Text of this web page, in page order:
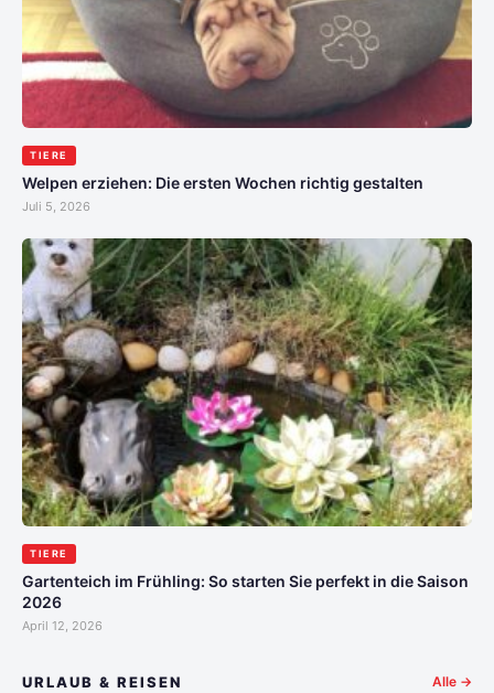
TIERE
Welpen erziehen: Die ersten Wochen richtig gestalten
Juli 5, 2026
TIERE
Gartenteich im Frühling: So starten Sie perfekt in die Saison
2026
April 12, 2026
URLAUB & REISEN Alle →